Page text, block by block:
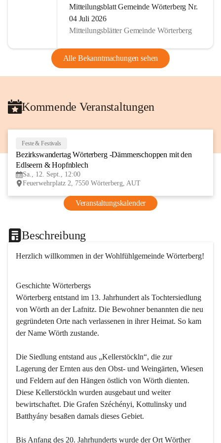
Mitteilungsblatt Gemeinde Wörterberg Nr.
04 Juli 2026
Mitteilungsblätter Gemeinde Wörterberg
Alle Bekanntmachungen sehen
Kommende Veranstaltungen
Feste & Festivals
Bezirkswandertag Wörterberg -Dämmerschoppen mit den
Edlseern & Hopfnblech
Sa., 12. Sept., 12:00
Feuerwehrplatz 2, 7550 Wörterberg, AUT
Veranstaltungskalender
Beschreibung
Herzlich willkommen in der Wohlfühlgemeinde Wörterberg!
Geschichte Wörterbergs
Wörterberg entstand im 13. Jahrhundert als Tochtersiedlung
von Wörth an der Lafnitz. Die Bewohner benannten die neu
gegründeten Orte nach verlassenen in ihrer Heimat. So kam
der Name Wörth zustande.
Die Siedlung entstand aus „Kellerstöckln“, die zur
Lagerung der Ernten aus den Obst- und Weingärten, Wiesen
und Feldern auf den Hängen östlich von Wörth dienten.
Diese Kellerstöckln wurden ausgebaut und weiter
bewirtschaftet. Die Grafen Széchényi, Kottulinsky und
Batthyány besaßen damals dieses Gebiet.
Bis Anfang des 20. Jahrhunderts wurde der Ort Wörther